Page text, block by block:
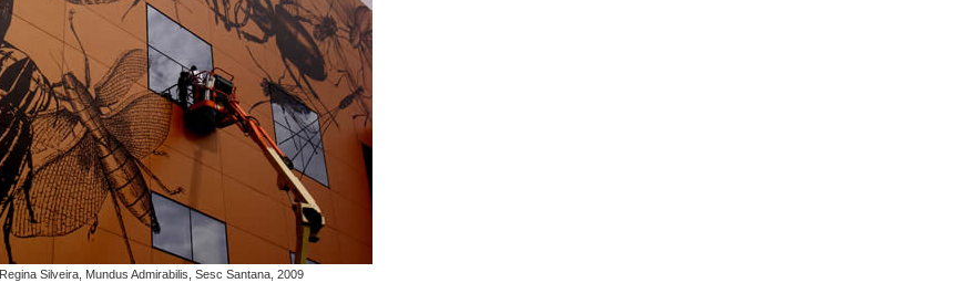
Regina Silveira, Mundus Admirabilis, Sesc Santana, 2009